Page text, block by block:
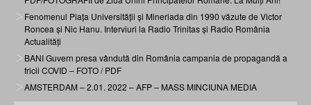
Fenomenul Piața Universității și Mineriada din 1990 văzute de Victor
Roncea și Nic Hanu. Interviuri la Radio Trinitas și Radio România
Actualități
BANI Guvern presa vândută din România campania de propagandă a
fricii COVID – FOTO / PDF
AMSTERDAM – 2.01. 2022 – AFP – MASS MINCIUNA MEDIA